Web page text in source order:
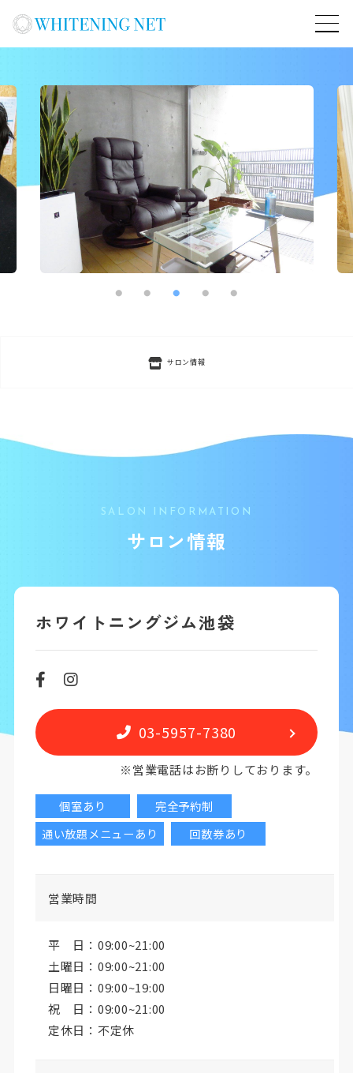
サロン情報
SALON INFORMATION
サロン情報
ホワイトニングジム池袋
03-5957-7380
※営業電話はお断りしております。
個室あり
完全予約制
通い放題メニューあり
回数券あり
営業時間
平 日：09:00~21:00
土曜日：09:00~21:00
日曜日：09:00~19:00
祝 日：09:00~21:00
定休日：不定休